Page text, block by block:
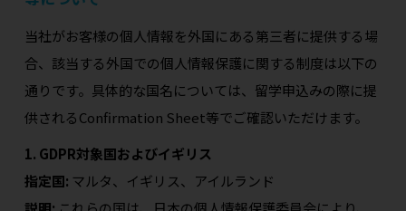
当社がお客様の個人情報を外国にある第三者に提供する場
合、該当する外国での個人情報保護に関する制度は以下の
通りです。具体的な国名については、留学申込みの際に提
供されるConfirmation Sheet等でご確認いただけます。
1. GDPR対象国およびイギリス
指定国: マルタ、イギリス、アイルランド